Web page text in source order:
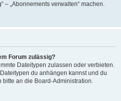
– „Abonnements verwalten“ machen.
Forum zulässig?
Dateitypen zulassen oder verbieten.
du anhängen kannst und du
bitte an die Board-Administration.